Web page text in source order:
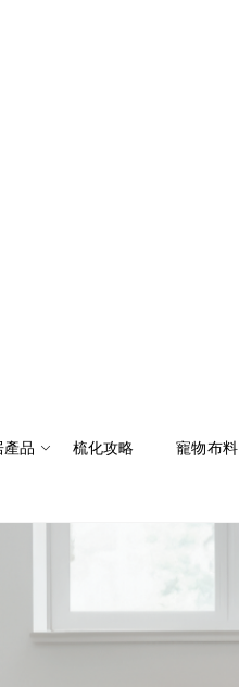
品 梳化攻略 寵物布料